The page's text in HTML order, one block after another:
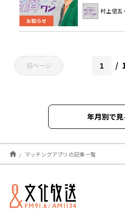
お知らせ
集！『村上
村上信五
前ページ
年月別で見
2024年11月
2024年06月
2024年01月
マッチングアプリの記事一覧